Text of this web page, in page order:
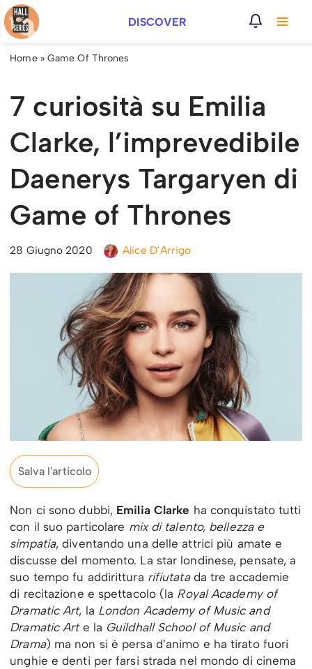
Vai
al
DISCOVER
Home» Game Of Thrones
7 curiosità su Emilia
Clarke, l’imprevedibile
Daenerys Targaryen di
Game of Thrones
28 Giugno 2020 Alice D'Arrigo
Salva l'articolo
Non ci sono dubbi, Emilia Clarke ha conquistato tutti
con il suo particolare mix di talento, bellezza e
simpatia, diventando una delle attrici più amate e
discusse del momento. La star londinese, pensate, a
suo tempo fu addirittura rifiutatada tre accademie
di recitazione e spettacolo (la Royal Academy of
Dramatic Art, la London Academy of Music and
Dramatic Arte la Guildhall School of Music and
Drama) ma non si è persa d’animo e ha tirato fuori
unghie e denti per farsi strada nel mondo di cinema